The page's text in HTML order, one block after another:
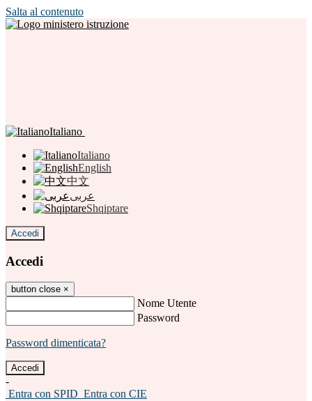
Salta al contenuto
Italiano
Italiano
English
中文
عربى
Shqiptare
Accedi
Accedi
button close ×
Nome Utente
Password
Password dimenticata?
-
Entra con SPID Entra con CIE